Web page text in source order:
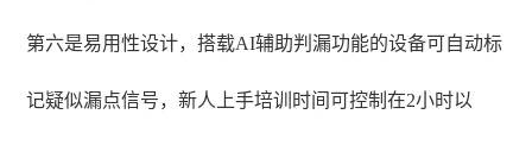
第六是易用性设计，搭载AI辅助判漏功能的设备可自动标
记疑似漏点信号，新人上手培训时间可控制在2小时以